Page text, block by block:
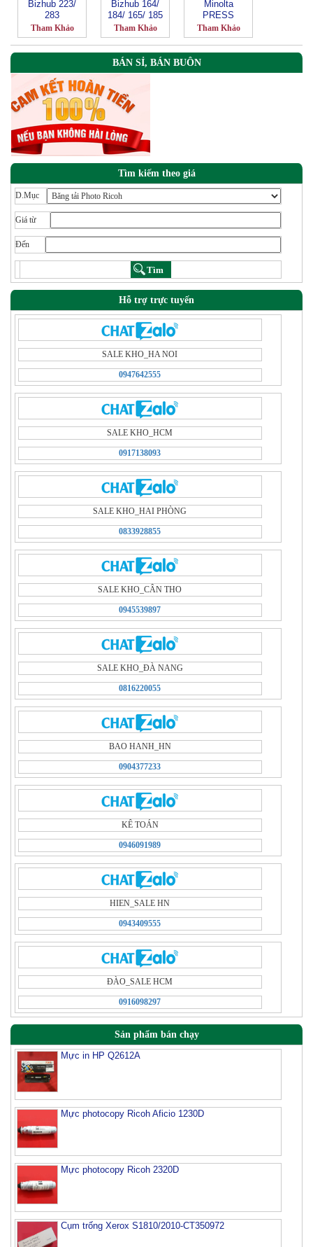
Bizhub 223/
283
Tham Khảo
Bizhub 164/
184/ 165/ 185
Tham Khảo
Minolta
PRESS
C8000-
TN615K-Đen
Tham Khảo
BÁN SỈ, BÁN BUÔN
Tìm kiếm theo giá
D.Mục
Giá từ
Đến
Hỗ trợ trực tuyến
SALE KHO_HA NOI
0947642555
SALE KHO_HCM
0917138093
SALE KHO_HAI PHÒNG
0833928855
SALE KHO_CÂN THO
0945539897
SALE KHO_ÐÀ NANG
0816220055
BAO HANH_HN
0904377233
KÊ TOÁN
0946091989
HIEN_SALE HN
0943409555
ÐÀO_SALE HCM
0916098297
Sản phẩm bán chạy
Mực in HP Q2612A
Mực photocopy Ricoh Aficio 1230D
Mực photocopy Ricoh 2320D
Cụm trống Xerox S1810/2010-CT350972